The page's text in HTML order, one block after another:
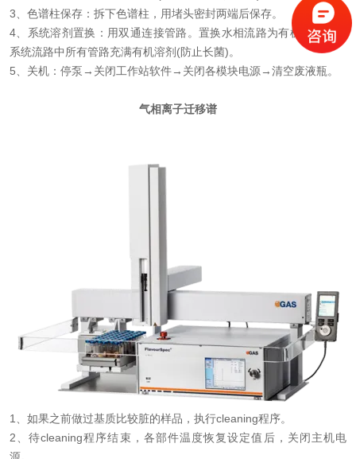
3、色谱柱保存：拆下色谱柱，用堵头密封两端后保存。
4、系统溶剂置换：用双通连接管路。置换水相流路为有机相，确保
系统流路中所有管路充满有机溶剂(防止长菌)。
5、关机：停泵→关闭工作站软件→关闭各模块电源→清空废液瓶。
气相离子迁移谱
1、如果之前做过基质比较脏的样品， 执行cleaning程序。
2、待cleaning程序结束，各部件温度恢复设定值后，关闭主机电